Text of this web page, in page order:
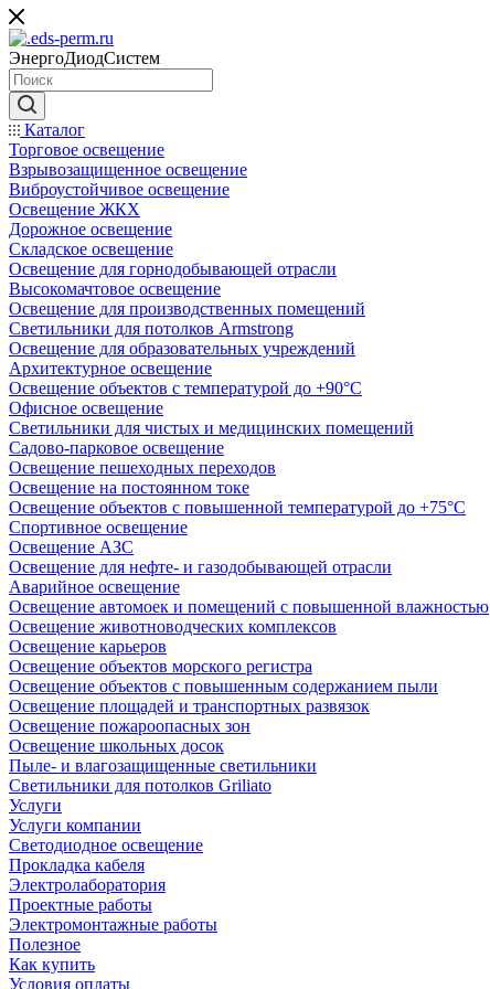
ЭнергоДиодСистем
Каталог
Торговое освещение
Взрывозащищенное освещение
Виброустойчивое освещение
Освещение ЖКХ
Дорожное освещение
Складское освещение
Освещение для горнодобывающей отрасли
Высокомачтовое освещение
Освещение для производственных помещений
Светильники для потолков Armstrong
Освещение для образовательных учреждений
Архитектурное освещение
Освещение объектов с температурой до +90°С
Офисное освещение
Светильники для чистых и медицинских помещений
Садово-парковое освещение
Освещение пешеходных переходов
Освещение на постоянном токе
Освещение объектов с повышенной температурой до +75°C
Спортивное освещение
Освещение АЗС
Освещение для нефте- и газодобывающей отрасли
Аварийное освещение
Освещение автомоек и помещений с повышенной влажностью
Освещение животноводческих комплексов
Освещение карьеров
Освещение объектов морского регистра
Освещение объектов с повышенным содержанием пыли
Освещение площадей и транспортных развязок
Освещение пожароопасных зон
Освещение школьных досок
Пыле- и влагозащищенные светильники
Светильники для потолков Griliato
Услуги
Услуги компании
Светодиодное освещение
Прокладка кабеля
Электролаборатория
Проектные работы
Электромонтажные работы
Полезное
Как купить
Условия оплаты